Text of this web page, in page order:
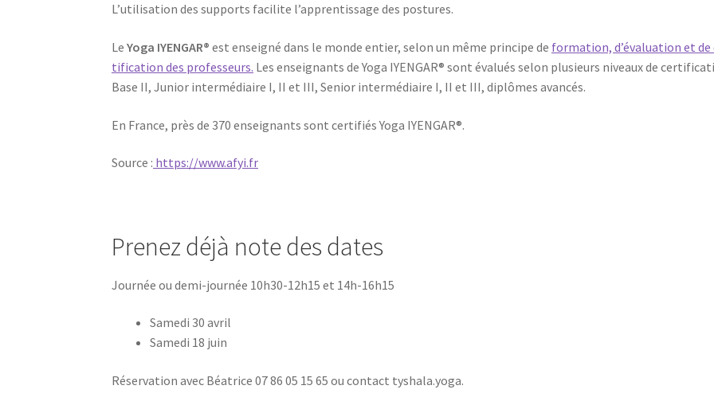
L’utilisation des sup­ports faci­lite l’apprentissage des postures.
Le Yoga IYENGAR®est ensei­gné dans le monde entier, selon un même prin­cipe de for­ma­tion, d’évaluation et
ti­fi­ca­tion des pro­fes­seurs. Les ensei­gnants de Yoga IYENGAR® sont éva­lués selon plu­sieurs niveaux de
Base II, Junior inter­mé­diaire I, II et III, Senior inter­mé­diaire I, II et III, diplômes avancés.
En France, près de 370 ensei­gnants sont cer­ti­fiés Yoga IYENGAR®.
Source : https://www.afyi.fr
Prenez déjà note des dates
Jour­née ou demi-jour­née 10h30-12h15 et 14h-16h15
Same­di 30 avril
Same­di 18 juin
Réser­va­tion avec Béa­trice 07 86 05 15 65 ou contact tyshala.yoga.